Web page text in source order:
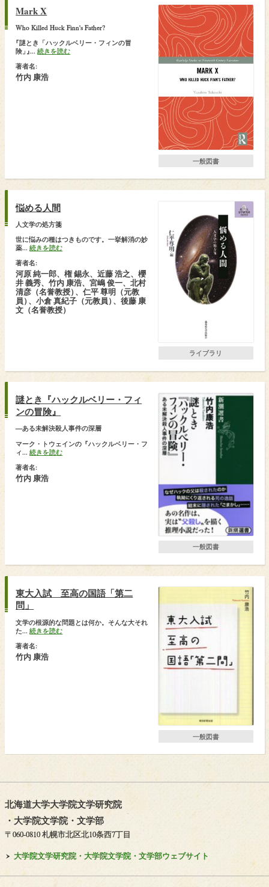
Mark X
Who Killed Huck Finn's Father?
『謎とき「ハックルベリー・フィンの冒
険 」 』...続きを読む
著者名:
竹内 康浩
一般図書
悩める人間
人文学の処方箋
世に悩みの種はつきものです。一挙解消の妙
薬...続きを読む
著者名:
河原 純一郎、権 錫永、近藤 浩之、櫻
井 義秀、竹内 康浩、宮嶋 俊一、北村
清彦（名誉教授） 、仁平 尊明（元教
員） 、小倉 真紀子（元教員） 、後藤 康
文（名誉教授）
ライブラリ
謎とき『ハックルベリー・フィ
ンの冒険』
―ある未解決殺人事件の深層
マーク・トウェインの『ハックルベリー・フ
ィ...続きを読む
著者名:
竹内 康浩
一般図書
東大入試 至高の国語「第二
問」
文学の根源的な問題とは何か。そんな大それ
た...続きを読む
著者名:
竹内 康浩
一般図書
北海道大学大学院文学研究院
・ 大学院文学院・ 文学部
〒060-0810 札幌市北区北10条西7丁目
大学院文学研究院・ 大学院文学院・ 文学部ウェブサイト